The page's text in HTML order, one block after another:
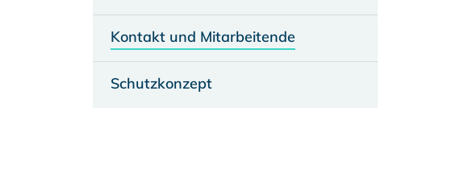
Kontakt und Mitarbeitende
Schutzkonzept